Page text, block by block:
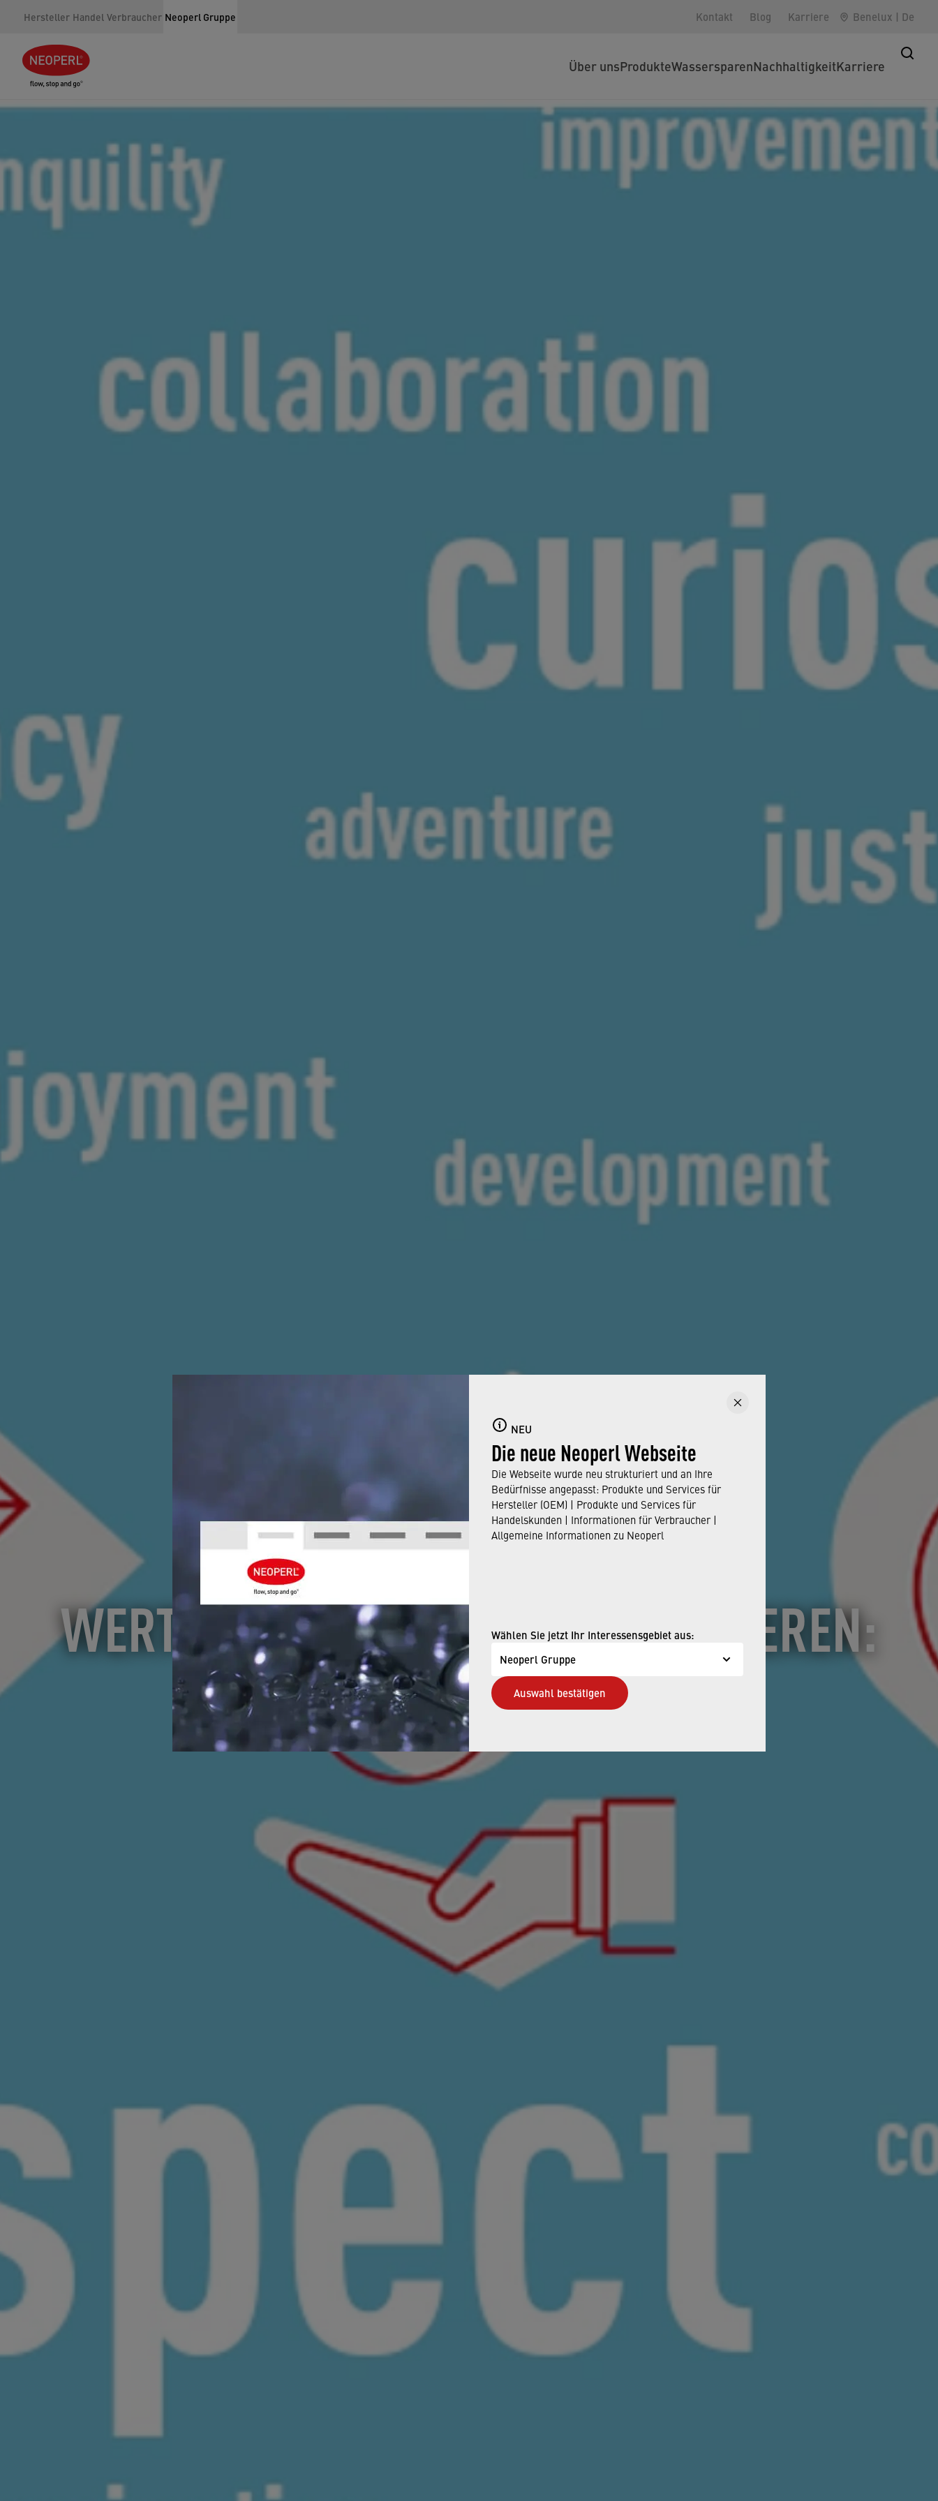
Hersteller Handel Verbraucher Neoperl Gruppe Kontakt Blog Karriere Benelux | De
Über unsProdukteWassersparenNachhaltigkeitKarriere
NEU
Die neue Neoperl Webseite
Die Webseite wurde neu strukturiert und an Ihre
Bedürfnisse angepasst: Produkte und Services für
Hersteller (OEM) | Produkte und Services für
Handelskunden | Informationen für Verbraucher |
Allgemeine Informationen zu Neoperl
Wählen Sie jetzt Ihr Interessensgebiet aus:
Neoperl Gruppe
Auswahl bestätigen
Oct 9, 2023
WERTE AM ARBEITSPLATZ KULTIVIEREN:
WARUM UND WIE